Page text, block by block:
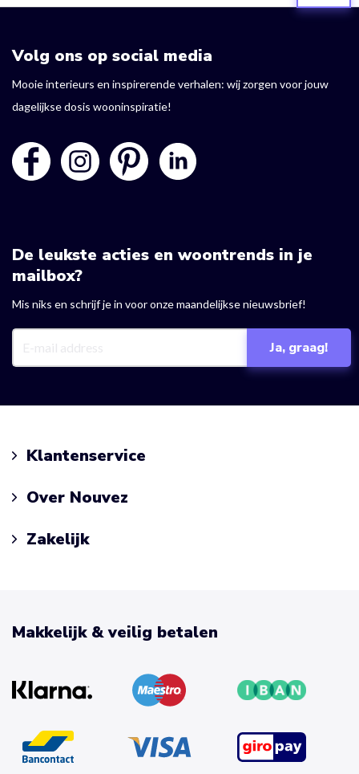
Volg ons op social media
Mooie interieurs en inspirerende verhalen: wij zorgen voor jouw
dagelijkse dosis wooninspiratie!
De leukste acties en woontrends in je
mailbox?
Mis niks en schrijf je in voor onze maandelijkse nieuwsbrief!
Klantenservice
Over Nouvez
Zakelijk
Makkelijk & veilig betalen